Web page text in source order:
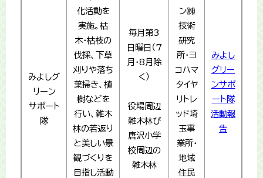
みよしグ
リーン
サポート
隊
化活動を
実施。枯
木・枯枝の
伐採、下草
刈りや落ち
葉掃き、植
樹などを
行い、雑木
林の若返り
と美しい景
観づくりを
目指し活動
毎月第3
日曜日（7
月・8月除
く）
役場周辺
雑木林び
唐沢小学
校周辺の
雑木林
ン㈱
技術
研究
所・ヨ
コハマ
タイヤ
リトレ
ッド埼
玉事
業所・
地域
住民
​みよし
グリー
ンサポ
ート隊
活動報
告